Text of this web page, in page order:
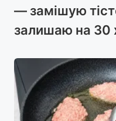
— замішую
залишаю на 30